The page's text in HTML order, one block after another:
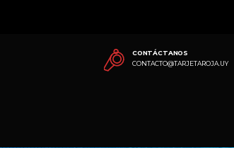
CONTÁCTANOS
CONTACTO@TARJETAROJA.UY